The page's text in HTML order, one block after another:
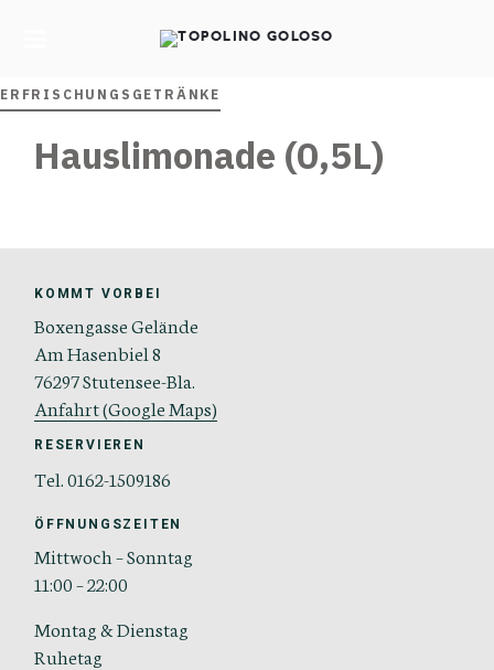
ERFRISCHUNGSGETRÄNKE
Hauslimonade (0,5L)
KOMMT VORBEI
Boxengasse Gelände
Am Hasenbiel 8
76297 Stutensee-Bla.
Anfahrt (Google Maps)
RESERVIEREN
Tel. 0162-1509186
ÖFFNUNGSZEITEN
Mittwoch – Sonntag
11:00 – 22:00
Montag & Dienstag
Ruhetag